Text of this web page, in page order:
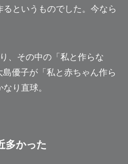
というものでした。今なら
、その中の「私と作らな
島優子が「私と赤ちゃん作ら
なり直球。
多かった